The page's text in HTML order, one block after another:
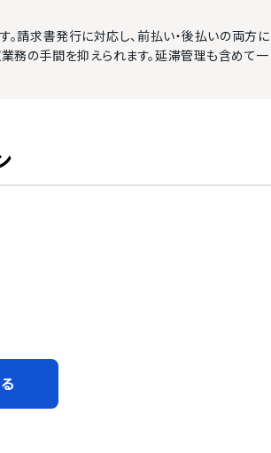
求書発行に対応し、前払い・後払いの両方に
務の手間を抑えられます。延滞管理も含めて一